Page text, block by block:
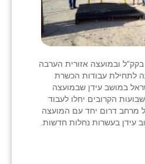
בקק"ל ובמועצה אזורית הערבה
לתחילת עבודות הכשרת
במושב עידן שבמועצה
הקרובים יחלו לעבוד
מרחב דרום יחד עם המועצה
עידן בעשרות נחלות חדשות.